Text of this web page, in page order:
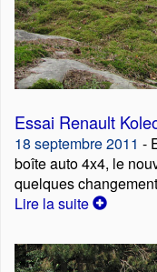
Essai Renault
18 septembre 2011 -
boîte auto 4x4, le
quelques
Lire la suite